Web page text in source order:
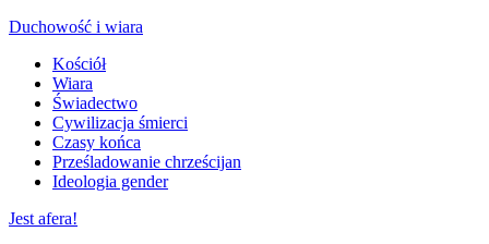
Duchowość i wiara
Kościół
Wiara
Świadectwo
Cywilizacja śmierci
Czasy końca
Prześladowanie chrześcijan
Ideologia gender
Jest afera!